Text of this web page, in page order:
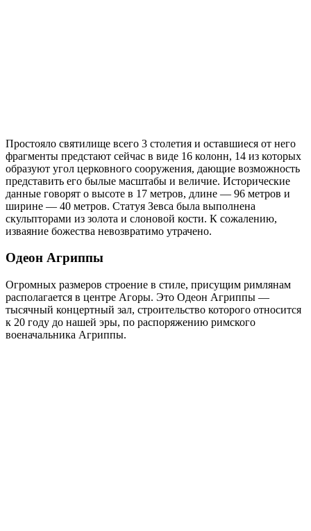
Простояло святилище всего 3 столетия и оставшиеся от него
фрагменты предстают сейчас в виде 16 колонн, 14 из которых
образуют угол церковного сооружения, дающие возможность
представить его былые масштабы и величие. Исторические
данные говорят о высоте в 17 метров, длине — 96 метров и
ширине — 40 метров. Статуя Зевса была выполнена
скульпторами из золота и слоновой кости. К сожалению,
изваяние божества невозвратимо утрачено.
Одеон Агриппы
Огромных размеров строение в стиле, присущим римлянам
располагается в центре Агоры. Это Одеон Агриппы —
тысячный концертный зал, строительство которого относится
к 20 году до нашей эры, по распоряжению римского
военачальника Агриппы.